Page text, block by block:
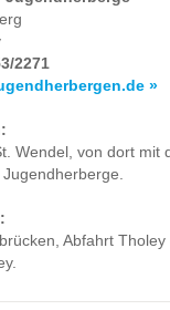
2271
»
Wendel, von dort mit
Abfahrt Tholey